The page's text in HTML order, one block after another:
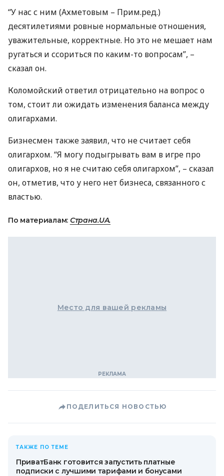
“У нас с ним (Ахметовым – Прим.ред.)
десятилетиями ровные нормальные отношения,
уважительные, корректные. Но это не мешает нам
ругаться и ссориться по каким-то вопросам”, –
сказал он.
Коломойский ответил отрицательно на вопрос о
том, стоит ли ожидать изменения баланса между
олигархами.
Бизнесмен также заявил, что не считает себя
олигархом. “Я могу подыгрывать вам в игре про
олигархов, но я не считаю себя олигархом”, – сказал
он, отметив, что у него нет бизнеса, связанного с
властью.
По материалам: Страна.UA.
Место для вашей рекламы
ПОДЕЛИТЬСЯ НОВОСТЬЮ
ТАКЖЕ ПО ТЕМЕ
ПриватБанк готовится запустить платные
подписки с лучшими тарифами и бонусами